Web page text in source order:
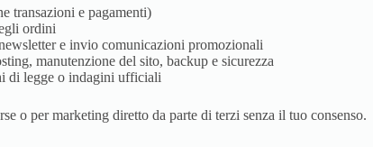
transazioni e pagamenti)
ordini
e invio comunicazioni promozionali
manutenzione del sito, backup e sicurezza
di legge o indagini ufficiali
o per marketing diretto da parte di terzi senza il tuo consenso.